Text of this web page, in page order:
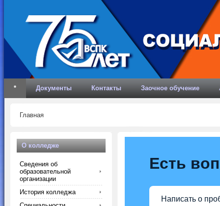
* Документы Контакты Заочное обучение
Главная
Есть
Написать о
О колледже
Сведения об
образовательной
организации
История колледжа